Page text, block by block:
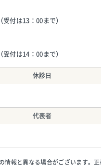
付は13：00まで）
付は14：00まで）
休診日
代表者
情報と異なる場合がございます。正